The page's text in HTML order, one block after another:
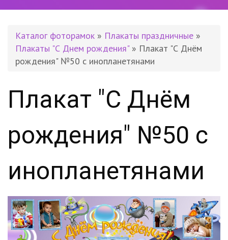
Каталог фоторамок » Плакаты праздничные »
Плакаты "С Днем рождения"» Плакат "С Днём
рождения" №50 с инопланетянами
Плакат "С Днём
рождения" №50 с
инопланетянами